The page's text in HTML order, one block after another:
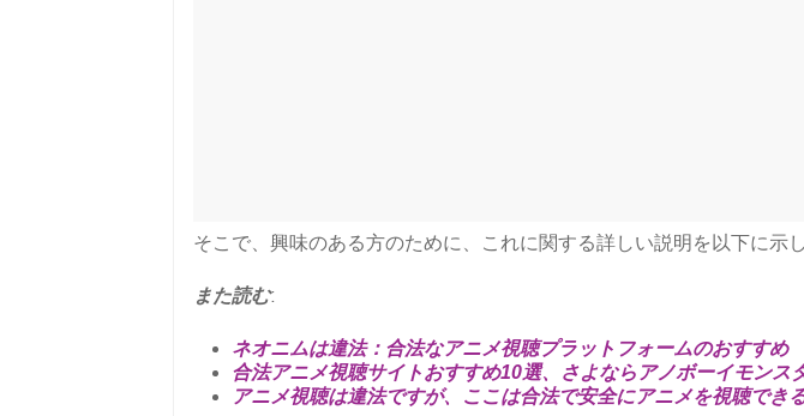
そこで、興味のある方のために、これに関する詳しい説明を以下に示
また読む:
ネオニムは違法：合法なアニメ視聴プラットフォームのおすすめ
合法アニメ視聴サイトおすすめ10選、さよならアノボーイモンス
アニメ視聴は違法ですが、ここは合法で安全にアニメを視聴でき